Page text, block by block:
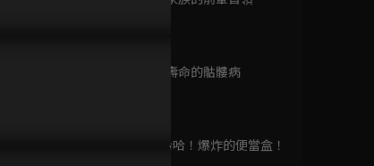
第9集 減少壽命的骷髏病
第10集 嘎哈哈！爆炸的便當盒！
Murder
已完結 / 共 5 集
黑執事 綠之魔女篇